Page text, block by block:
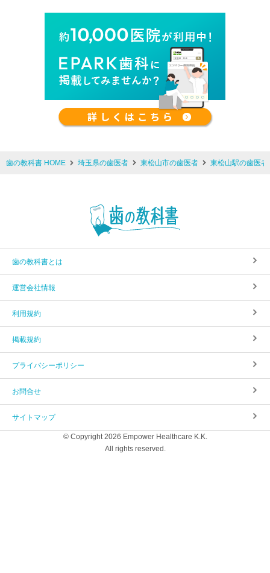
歯の教科書 HOME 埼玉県の歯医者 東松山市の歯医者 東松山駅の歯医者
歯の教科書とは
運営会社情報
利用規約
掲載規約
プライバシーポリシー
お問合せ
サイトマップ
© Copyright 2026 Empower Healthcare K.K.
All rights reserved.